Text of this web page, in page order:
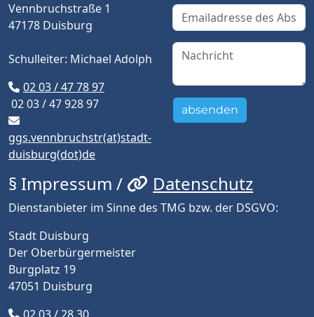
Vennbruchstraße 1
47178 Duisburg
Schulleiter: Michael Adolph
02 03 / 47 78 97
02 03 / 47 928 97
ggs.vennbruchstr(at)stadt-
duisburg(dot)de
absenden
§ Impressum / Datenschutz
Dienstanbieter im Sinne des TMG bzw. der DSGVO:
Stadt Duisburg
Der Oberbürgermeister
Burgplatz 19
47051 Duisburg